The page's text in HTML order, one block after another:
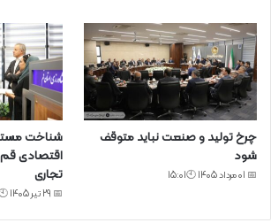
چرخ تولید و صنعت نباید متوقف
شود
📅 01 مرداد 1405 🕙15:01
شناخت
اقتصادی قم
تجاری
📅 29 تیر 1405 🕙21:21